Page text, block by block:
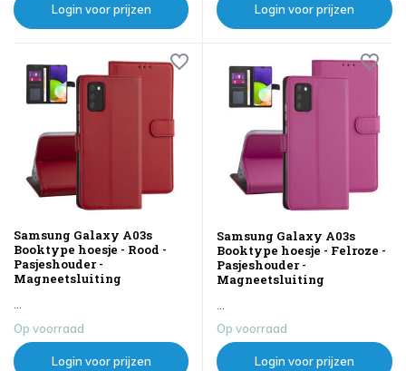
Login voor prijzen Login voor prijzen
Samsung Galaxy A03s
Booktype hoesje - Rood -
Pasjeshouder -
Magneetsluiting
Op voorraad
Login voor prijzen
Samsung Galaxy A03s
Booktype hoesje - Felroze -
Pasjeshouder -
Magneetsluiting
Op voorraad
Login voor prijzen